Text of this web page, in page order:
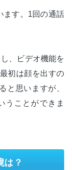
ます。1回の通話
、ビデオ機能を
初は顔を出すの
と思いますが、
うことができま
は？